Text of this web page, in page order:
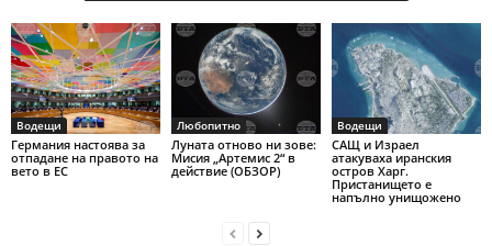
Водещи
Германия настоява за
отпадане на правото на
вето в ЕС
Любопитно
Луната отново ни зове:
Мисия „Артемис 2“ в
действие (ОБЗОР)
Водещи
САЩ и Израел
атакуваха иранския
остров Харг.
Пристанището е
напълно унищожено